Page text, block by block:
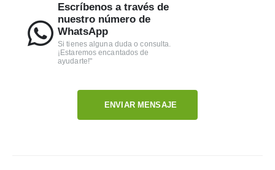
Escríbenos a través de
nuestro número de
WhatsApp
Si tienes alguna duda o consulta.
¡Estaremos encantados de
ayudarte!"
ENVIAR MENSAJE